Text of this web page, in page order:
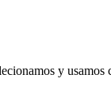
y usamos